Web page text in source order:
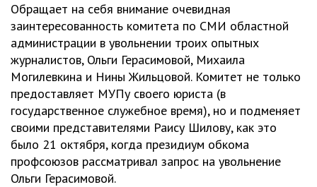
Обращает на себя внимание очевидная
заинтересованность комитета по СМИ областной
администрации в увольнении троих опытных
журналистов, Ольги Герасимовой, Михаила
Могилевкина и Нины Жильцовой. Комитет не только
предоставляет МУПу своего юриста (в
государственное служебное время), но и подменяет
своими представителями Раису Шилову, как это
было 21 октября, когда президиум обкома
профсоюзов рассматривал запрос на увольнение
Ольги Герасимовой.